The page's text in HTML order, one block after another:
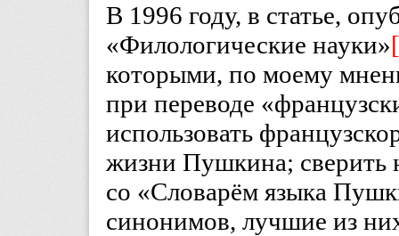
В 1996 году, в статье,
«Филологические науки»
которыми, по моему
при переводе
использовать
жизни Пушкина; сверить
со «Словарём языка
синонимов, лучшие из